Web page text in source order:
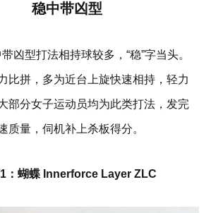
稳中带凶型
凶型打法相持球较多，“稳”字当头。
比拼，多为近台上旋快速相持，轻力
部分女子运动员均为此类打法，发完
质量，伺机补上杀板得分。
：蝴蝶 Innerforce Layer ZLC